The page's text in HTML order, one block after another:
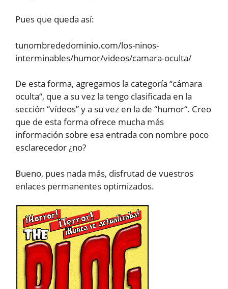
Pues que queda así:
tunombrededominio.com/los-ninos-
interminables/humor/videos/camara-oculta/
De esta forma, agregamos la categoría “cámara
oculta“, que a su vez la tengo clasificada en la
sección “vídeos” y a su vez en la de “humor“. Creo
que de esta forma ofrece mucha más
información sobre esa entrada con nombre poco
esclarecedor ¿no?
Bueno, pues nada más, disfrutad de vuestros
enlaces permanentes optimizados.